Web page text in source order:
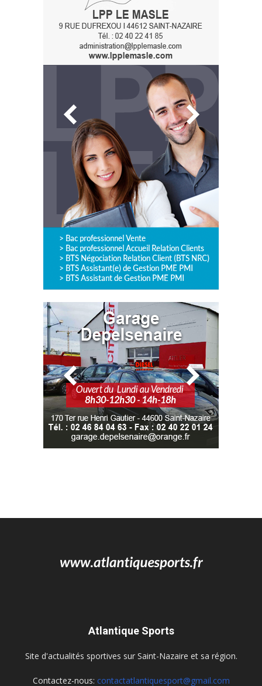
Atlantique Sports
Site d'actualités sportives sur Saint-Nazaire et sa région.
Contactez-nous: contactatlantiquesport@gmail.com